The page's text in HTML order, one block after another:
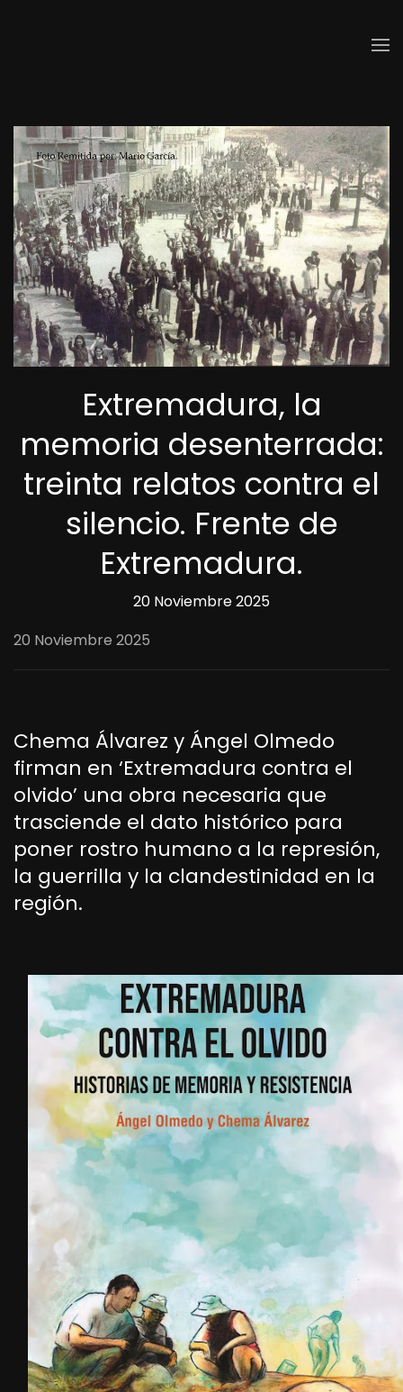
Extremadura, la
memoria desenterrada:
treinta relatos contra el
silencio. Frente de
Extremadura.
20 Noviembre 2025
20 Noviembre 2025
Chema Álvarez y Ángel Olmedo
firman en ‘Extremadura contra el
olvido’ una obra necesaria que
trasciende el dato histórico para
poner rostro humano a la represión,
la guerrilla y la clandestinidad en la
región.